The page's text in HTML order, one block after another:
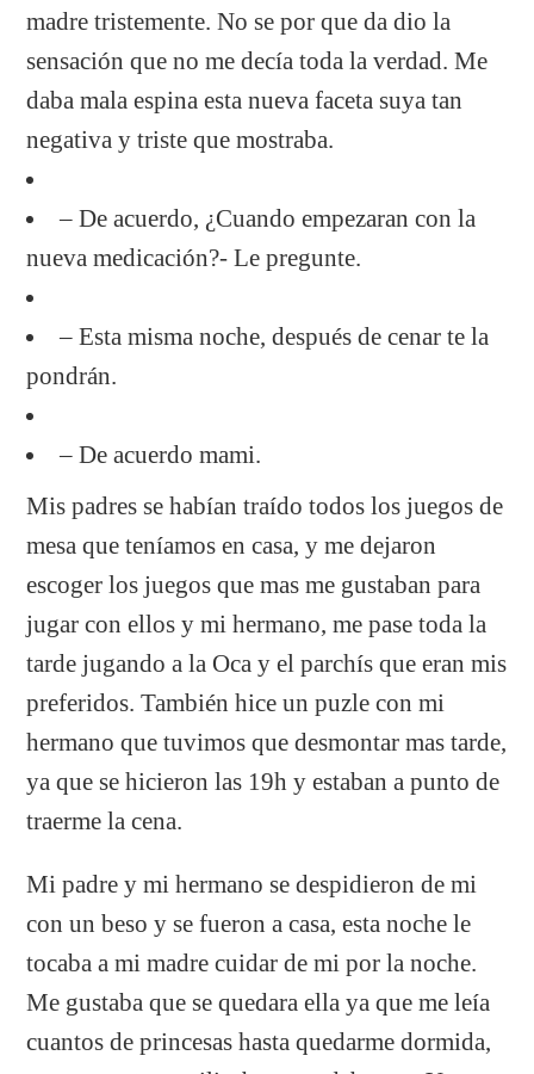
madre tristemente. No se por que da dio la
sensación que no me decía toda la verdad. Me
daba mala espina esta nueva faceta suya tan
negativa y triste que mostraba.
– De acuerdo, ¿Cuando empezaran con la
nueva medicación?- Le pregunte.
– Esta misma noche, después de cenar te la
pondrán.
– De acuerdo mami.
Mis padres se habían traído todos los juegos de
mesa que teníamos en casa, y me dejaron
escoger los juegos que mas me gustaban para
jugar con ellos y mi hermano, me pase toda la
tarde jugando a la Oca y el parchís que eran mis
preferidos. También hice un puzle con mi
hermano que tuvimos que desmontar mas tarde,
ya que se hicieron las 19h y estaban a punto de
traerme la cena.
Mi padre y mi hermano se despidieron de mi
con un beso y se fueron a casa, esta noche le
tocaba a mi madre cuidar de mi por la noche.
Me gustaba que se quedara ella ya que me leía
cuantos de princesas hasta quedarme dormida,